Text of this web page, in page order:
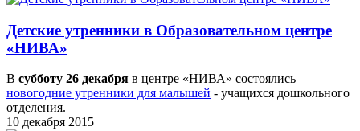
Детские утренники в Образовательном центре
«НИВА»
В субботу 26 декабря в центре «НИВА» состоялись
новогодние утренники для малышей - учащихся дошкольного
отделения.
10 декабря 2015